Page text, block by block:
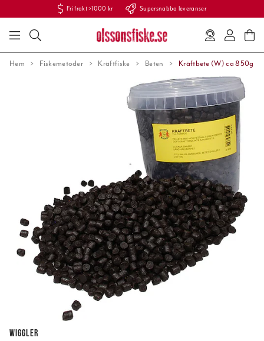
Fri frakt >1000 kr Supersnabba leveranser
Hem Fiskemetoder Kräftfiske Beten Kräftbete (W) ca 850g
Wiggler